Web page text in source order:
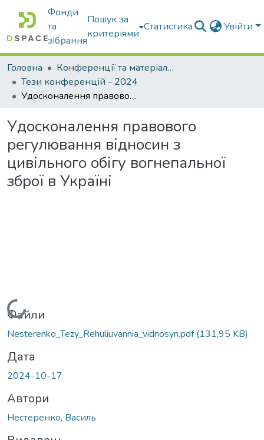
Фонди
та
зібрання
Пошук за
критеріями
Статистика Увійти
Головна
Конференції та матеріали конференцій
Тези конференцій - 2024
Удосконалення правового регулювання відносин з цивільного обігу вогнепальної зброї в Україні
Удосконалення правового
регулювання відносин з
цивільного обігу вогнепальної
зброї в Україні
Вантажиться...
Файли
Nesterenko_Tezy_Rehuliuvannia_vidnosyn.pdf(131,95 KB)
Дата
2024-10-17
Автори
Нестеренко, Василь